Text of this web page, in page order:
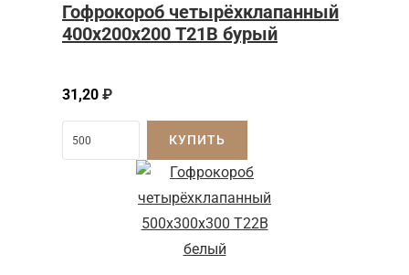
Гофрокороб четырёхклапанный
400х200х200 Т21В бурый
31,20 ₽
КУПИТЬ